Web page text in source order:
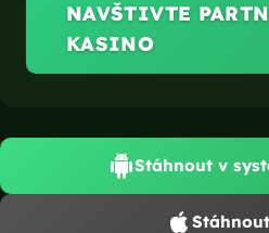
d
o
NAVŠTIVTE
KASINO
Stáhnout v